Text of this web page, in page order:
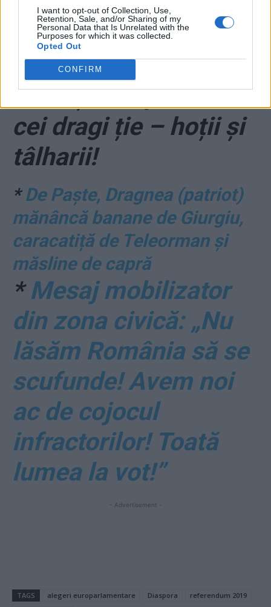
I want to opt-out of Collection, Use,
Retention, Sale, and/or Sharing of my
Personal Data that Is Unrelated with the
Purposes for which it was collected.
Opted Out
CONFIRM
seninătate! Să te
bucuri de liniștea
detenției împreună cu
cei dragi ție – hoții și
tâlharii!
*De Paște, Dragnea (patriot)
mănâncă banane de Giurgiu,
caracatiță de Teleorman și
măsline de capră
*Mesaj mobilizator
din zona civică: „Nu
lăsăm România să se
scufunde! Avem noi
ac de cojocul
infractorilor! Toată
lumea la vot!”
- Advertisement -
TAGS alegeri europarlamentare Diaspora
referendum 2019